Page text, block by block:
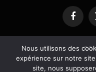
Nous utilisons des
expérience sur notre
site, nous